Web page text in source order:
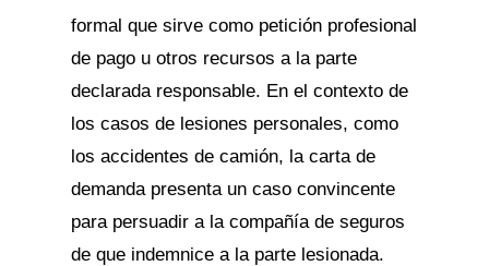
formal que sirve como petición profesional
de pago u otros recursos a la parte
declarada responsable. En el contexto de
los casos de lesiones personales, como
los accidentes de camión, la carta de
demanda presenta un caso convincente
para persuadir a la compañía de seguros
de que indemnice a la parte lesionada.